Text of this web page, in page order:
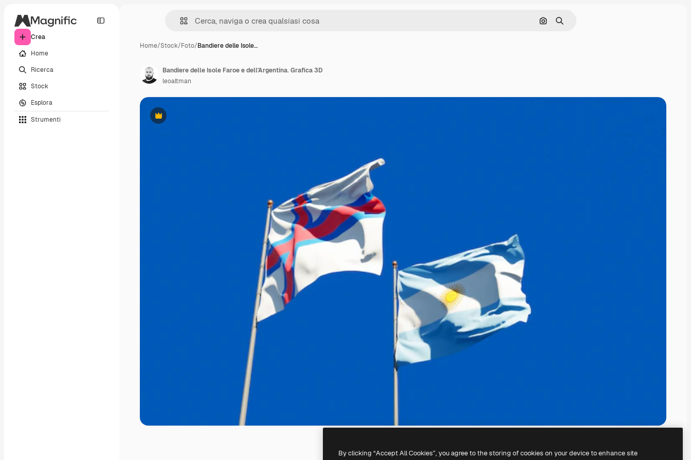
Crea
Home
Ricerca
Stock
Esplora
Strumenti
Cerca per immagine
Ricerca
Home/Stock/Foto/Bandiere delle Isole…
Premium
Bandiere delle Isole Faroe e dell'Argentina. Grafica 3D
leoaltman
By clicking “Accept All Cookies”, you agree to the storing of cookies on your device to enhance site